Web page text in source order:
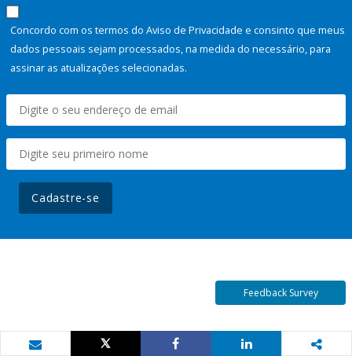
Concordo com os termos do Aviso de Privacidade e consinto que meus
dados pessoais sejam processados, na medida do necessário, para
assinar as atualizações selecionadas.
Cadastre-se
Feedback Survey